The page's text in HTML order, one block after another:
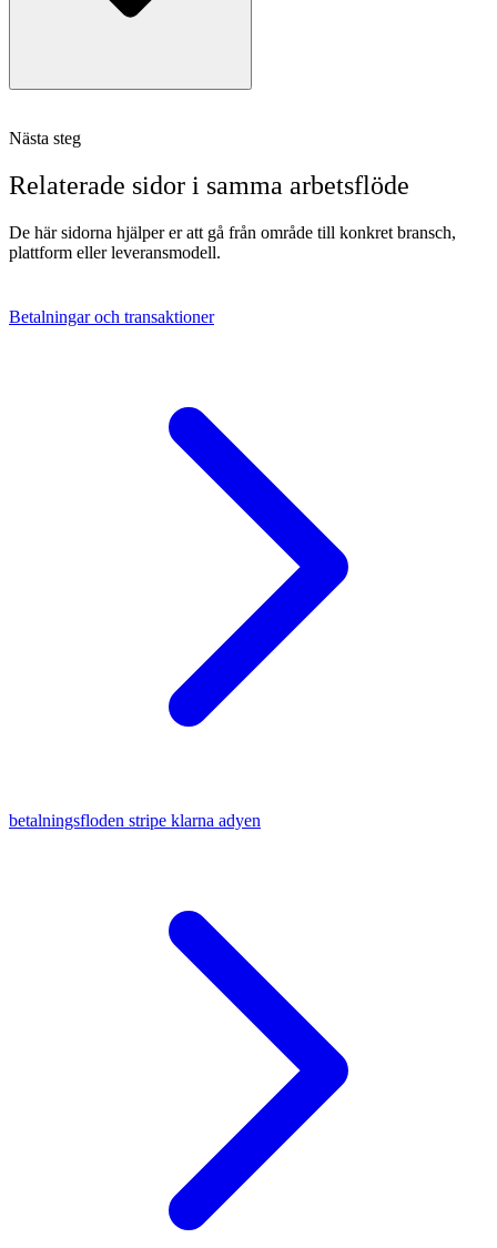
Nästa steg
Relaterade sidor i samma arbetsflöde
De här sidorna hjälper er att gå från område till konkret bransch,
plattform eller leveransmodell.
Betalningar och transaktioner
betalningsfloden stripe klarna adyen